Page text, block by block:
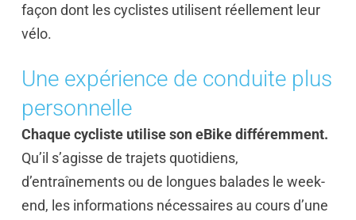
façon dont les cyclistes utilisent réellement leur
vélo.
Une expérience de conduite plus
personnelle
Chaque cycliste utilise son eBike différemment.
Qu’il s’agisse de trajets quotidiens,
d’entraînements ou de longues balades le week-
end, les informations nécessaires au cours d’une